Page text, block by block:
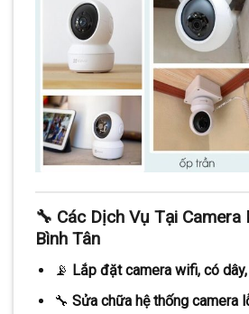
🔧 Các Dịch Vụ Tại Camera
Bình Tân
📡 Lắp đặt camera wifi, có
🔧 Sửa chữa hệ thống camera